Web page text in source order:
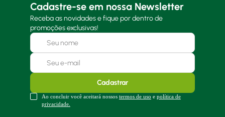
Cadastre-se em nossa Newsletter
Receba as novidades e fique por dentro de
promoções exclusivas!
Cadastrar
Ao concluir você aceitará nossos termos de uso e política de
privacidade.